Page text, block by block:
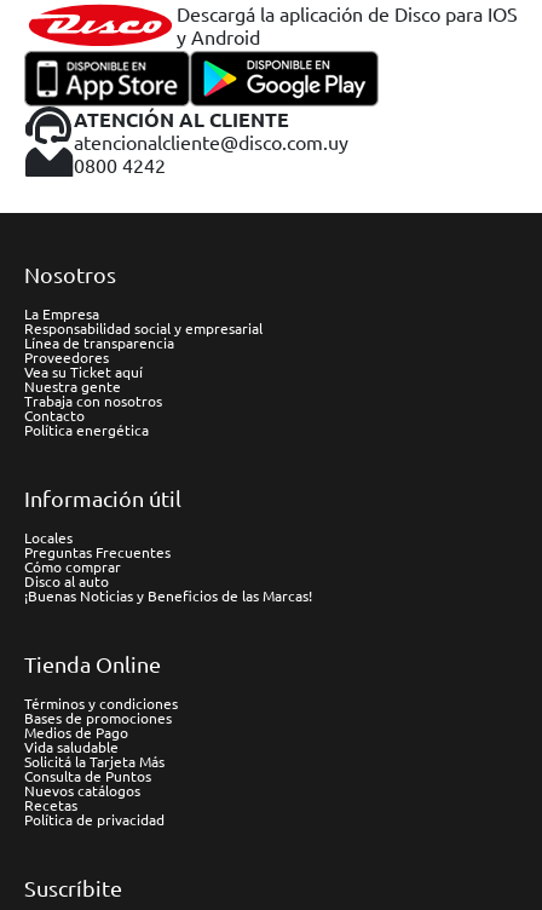
Descargá la aplicación de Disco para IOS
y Android
ATENCIÓN AL CLIENTE
atencionalcliente@disco.com.uy
0800 4242
Nosotros
La Empresa
Responsabilidad social y empresarial
Línea de transparencia
Proveedores
Vea su Ticket aquí
Nuestra gente
Trabaja con nosotros
Contacto
Política energética
Información útil
Locales
Preguntas Frecuentes
Cómo comprar
Disco al auto
¡Buenas Noticias y Beneficios de las Marcas!
Tienda Online
Términos y condiciones
Bases de promociones
Medios de Pago
Vida saludable
Solicitá la Tarjeta Más
Consulta de Puntos
Nuevos catálogos
Recetas
Política de privacidad
Suscríbite